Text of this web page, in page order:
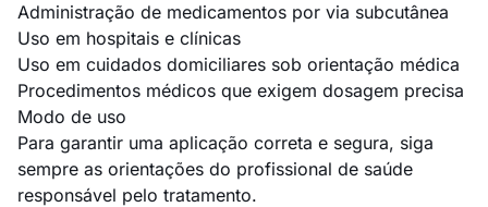
Administração de medicamentos por via subcutânea
Uso em hospitais e clínicas
Uso em cuidados domiciliares sob orientação médica
Procedimentos médicos que exigem dosagem precisa
Modo de uso
Para garantir uma aplicação correta e segura, siga
sempre as orientações do profissional de saúde
responsável pelo tratamento.